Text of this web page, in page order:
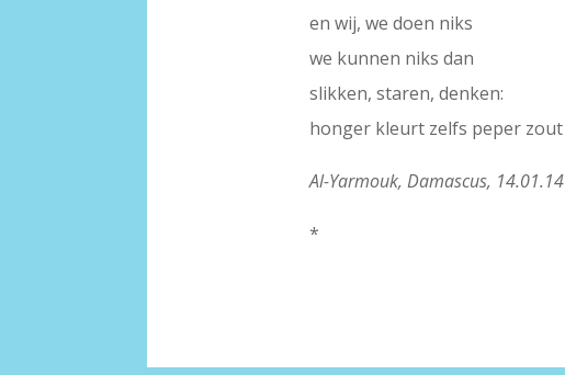
en wij, we doen niks
we kunnen niks dan
slikken, staren, denken:
honger kleurt zelfs peper zout
Al-Yarmouk, Damascus, 14.01.14
*